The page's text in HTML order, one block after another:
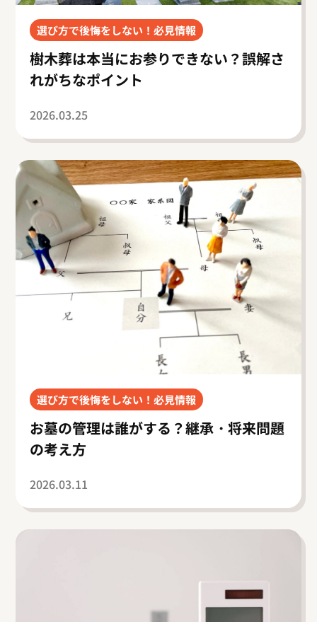
選び方で後悔をしない！必見情報
樹木葬は本当にお参りできない？誤解さ
れがちなポイント
2026.03.25
選び方で後悔をしない！必見情報
お墓の管理は誰がする？継承・将来問題
の考え方
2026.03.11